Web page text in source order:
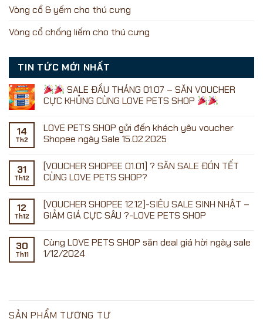
Vòng cổ & yếm cho thú cưng
Vòng cổ chống liếm cho thú cưng
TIN TỨC MỚI NHẤT
SALE ĐẦU THÁNG 01.07 – SĂN VOUCHER
CỰC KHỦNG CÙNG LOVE PETS SHOP
bình
luận
ở
SALE
ĐẦU
THÁNG
SĂN
VOUCHER
CỰC
LOVE
PETS
SHOP
14
Th2
LOVE PETS SHOP gửi đến khách yêu voucher
Shopee ngày Sale 15.02.2025
bình
luận
ở
SHOP
gửi
đến
voucher
Shopee
ngày
31
Th12
[VOUCHER SHOPEE 01.01] ? SĂN SALE ĐÓN TẾT
CÙNG LOVE PETS SHOP?
bình
luận
ở
01.01]
?
SĂN
SHOP?
12
Th12
[VOUCHER SHOPEE 12.12]-SIÊU SALE SINH NHẬT –
GIẢM GIÁ CỰC SÂU ?-LOVE PETS SHOP
bình
luận
ở
NHẬT
30
Th11
Cùng LOVE PETS SHOP săn deal giá hời ngày sale
1/12/2024
LOVE
SẢN PHẨM TƯƠNG TỰ